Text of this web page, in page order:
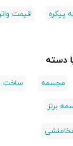
پیکره قیمت
دسته
مجسمه ساخت
برنز